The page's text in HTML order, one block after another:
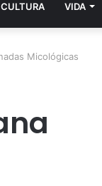
CULTURA VIDA
Micológicas